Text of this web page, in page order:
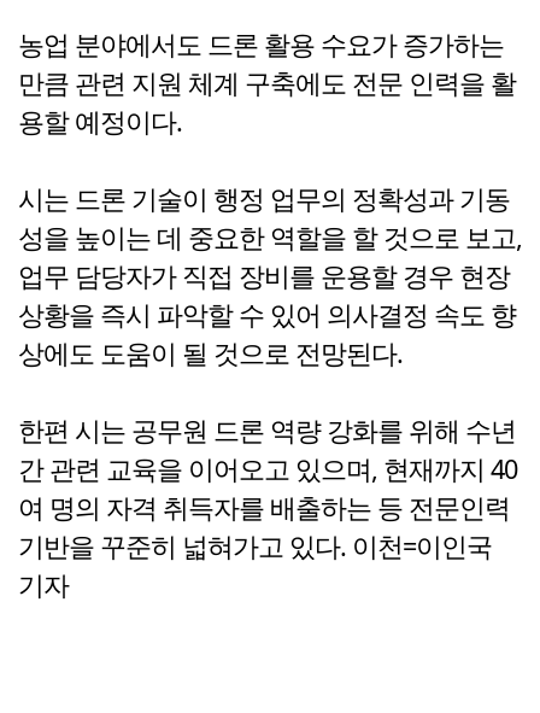
농업 분야에서도 드론 활용 수요가 증가하는
만큼 관련 지원 체계 구축에도 전문 인력을 활
용할 예정이다.
시는 드론 기술이 행정 업무의 정확성과 기동
성을 높이는 데 중요한 역할을 할 것으로 보고,
업무 담당자가 직접 장비를 운용할 경우 현장
상황을 즉시 파악할 수 있어 의사결정 속도 향
상에도 도움이 될 것으로 전망된다.
한편 시는 공무원 드론 역량 강화를 위해 수년
간 관련 교육을 이어오고 있으며, 현재까지 40
여 명의 자격 취득자를 배출하는 등 전문인력
기반을 꾸준히 넓혀가고 있다. 이천=이인국
기자